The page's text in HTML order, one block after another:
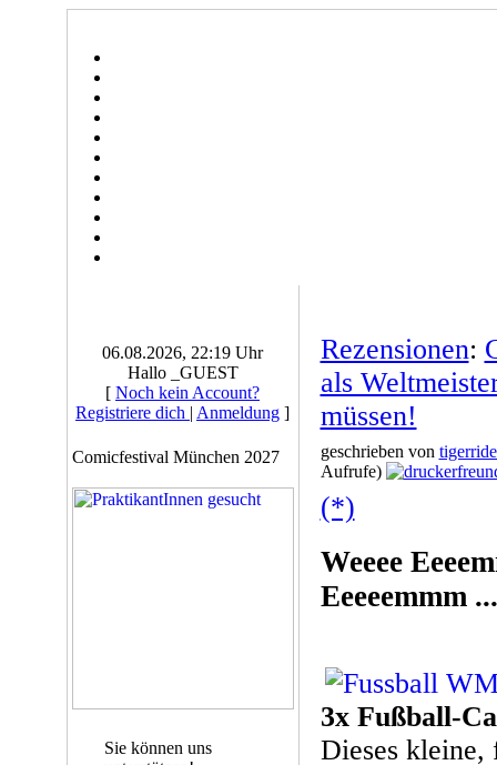
06.08.2026, 22:19 Uhr
Hallo _GUEST
[ Noch kein Account?
Registriere dich | Anmeldung ]
Comicfestival München 2027
Sie können uns
Rezensionen:
als
müssen!
geschrieben von
Aufrufe)
(*)
Weeee
Eeeeemmm
3x Fußball-
Dieses kleine,